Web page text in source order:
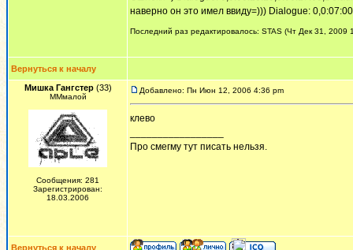
наверно он это имел ввиду=))) Dialogue:
Последний раз редактировалось: STAS (Чт Дек 31, 2009
Вернуться к началу
Мишка Гангстер(33)
ММмалой
Сообщения: 281
Зарегистрирован:
18.03.2006
Добавлено: Пн Июн 12, 2006 4:36 pm
клево
Про смегму тут писать нельзя.
Вернуться к началу